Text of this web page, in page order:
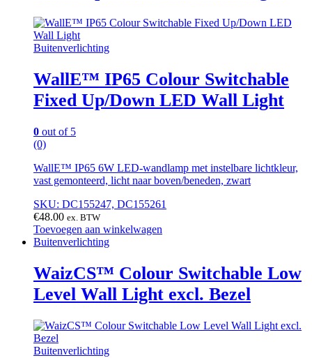
Buitenverlichting
WallE™ IP65 Colour Switchable
Fixed Up/Down LED Wall Light
0 out of 5
(0)
WallE™ IP65 6W LED-wandlamp met instelbare lichtkleur,
vast gemonteerd, licht naar boven/beneden, zwart
SKU: DC155247, DC155261
€48.00 ex. BTW
Toevoegen aan winkelwagen
Buitenverlichting
WaizCS™ Colour Switchable Low
Level Wall Light excl. Bezel
Buitenverlichting